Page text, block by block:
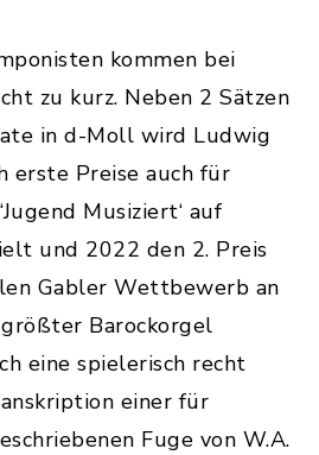
kommen bei
zu kurz. Neben 2 Sätzen
in d-Moll wird Ludwig
erste Preise auch für
Musiziert‘ auf
und 2022 den 2. Preis
Gabler Wettbewerb an
Barockorgel
eine spielerisch recht
einer für
Fuge von W.A.